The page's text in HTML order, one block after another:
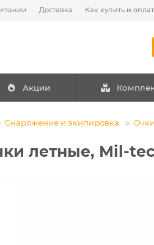
Доставка Как купить и
Акции
Снаряжение и экипировка Очки
летные, Mil-